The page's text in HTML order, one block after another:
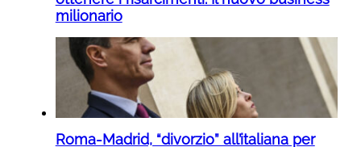
milionario
Roma-Madrid, “divorzio” all’italiana per